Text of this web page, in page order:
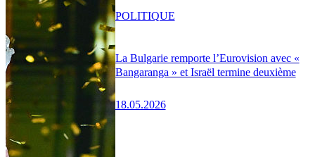
La Bulgarie remporte l’Eurovision avec «
Bangaranga » et Israël termine deuxième
18.05.2026
POLITIQUE